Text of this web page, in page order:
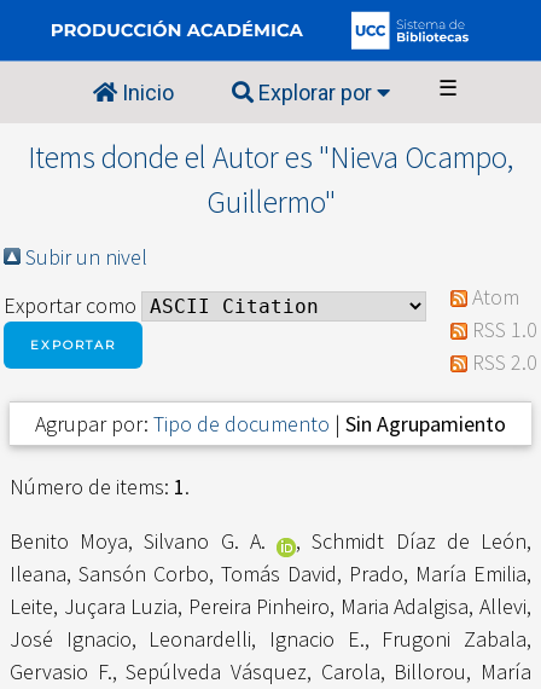
Inicio Explorar por ☰
Items donde el Autor es "Nieva Ocampo,
Guillermo"
Subir un nivel
Exportar como
Atom
RSS 1.0
RSS 2.0
Agrupar por: Tipo de documento | Sin Agrupamiento
Número de items: 1.
Benito Moya, Silvano G. A.
,Schmidt Díaz de León,
Ileana, Sansón Corbo, Tomás David, Prado, María Emilia,
Leite, Juçara Luzia, Pereira Pinheiro, Maria Adalgisa,Allevi,
José Ignacio, Leonardelli, Ignacio E., Frugoni Zabala,
Gervasio F.,Sepúlveda Vásquez, Carola, Billorou, María